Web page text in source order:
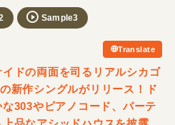
Sample3
Translate
ドの両面を司るリアルシカゴ
新作シングルがリリース！ド
303やピアノコード、パーテ